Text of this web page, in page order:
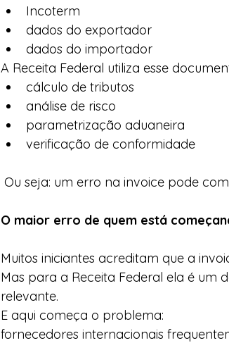
Incoterm
dados do exportador
dados do importador
A Receita Federal utiliza esse
cálculo de tributos
análise de risco
parametrização aduaneira
verificação de conformidade
Ou seja: um erro na invoice pode
O maior erro de quem está
Muitos iniciantes acreditam que a
Mas para a Receita Federal ela é um
relevante.
E aqui começa o problema:
fornecedores internacionais